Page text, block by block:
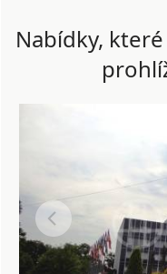
Nabídky,